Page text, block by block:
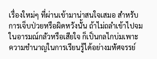
เรื่องใหม่ๆ ที่ผ่านเข้ามาน่าสนใจเสมอ สำหรับ
การเจ็บป่วยหรือผิดหวังนั้น ถ้าไม่ถลำเข้าไปจม
ในอารมณ์กลัวหรือเสียใจ ก็เป็นกลไกบ่มเพาะ
ความชำนาญในการเรียนรู้ได้อย่างมหัศจรรย์